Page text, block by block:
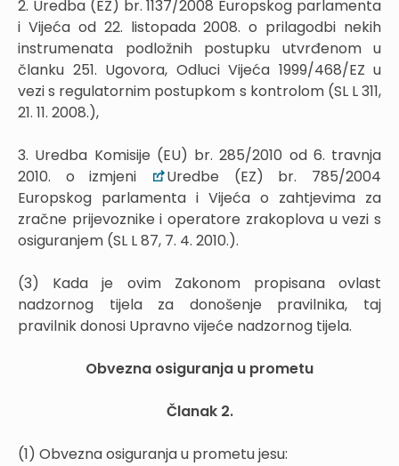
2. Uredba (EZ) br. 1137/2008 Europskog parlamenta
i Vijeća od 22. listopada 2008. o prilagodbi nekih
instrumenata podložnih postupku utvrđenom u
članku 251. Ugovora, Odluci Vijeća 1999/468/EZ u
vezi s regulatornim postupkom s kontrolom (SL L 311,
21. 11. 2008.),
3. Uredba Komisije (EU) br. 285/2010 od 6. travnja
2010. o izmjeni
Uredbe (EZ) br. 785/2004
Europskog parlamenta i Vijeća o zahtjevima za
zračne prijevoznike i operatore zrakoplova u vezi s
osiguranjem (SL L 87, 7. 4. 2010.).
(3) Kada je ovim Zakonom propisana ovlast
nadzornog tijela za donošenje pravilnika, taj
pravilnik donosi Upravno vijeće nadzornog tijela.
Obvezna osiguranja u prometu
Članak 2.
(1) Obvezna osiguranja u prometu jesu: